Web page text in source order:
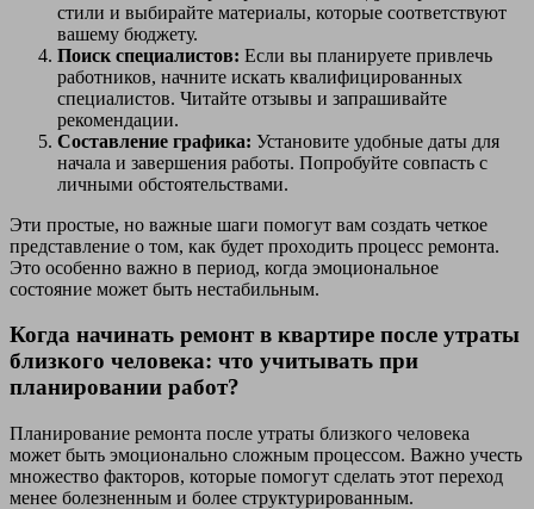
стили и выбирайте материалы, которые соответствуют
вашему бюджету.
Поиск специалистов: Если вы планируете привлечь
работников, начните искать квалифицированных
специалистов. Читайте отзывы и запрашивайте
рекомендации.
Составление графика: Установите удобные даты для
начала и завершения работы. Попробуйте совпасть с
личными обстоятельствами.
Эти простые, но важные шаги помогут вам создать четкое
представление о том, как будет проходить процесс ремонта.
Это особенно важно в период, когда эмоциональное
состояние может быть нестабильным.
Когда начинать ремонт в квартире после утраты
близкого человека: что учитывать при
планировании работ?
Планирование ремонта после утраты близкого человека
может быть эмоционально сложным процессом. Важно учесть
множество факторов, которые помогут сделать этот переход
менее болезненным и более структурированным.